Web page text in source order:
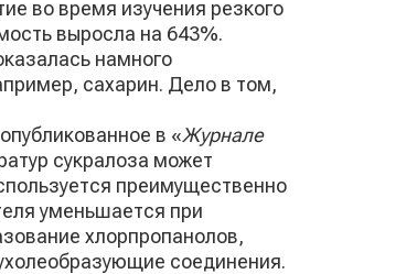
во время изучения резкого
выросла на 643%.
намного
сахарин. Дело в том,
в «Журнале
сукралоза может
преимущественно
уменьшается при
хлорпропанолов,
соединения.